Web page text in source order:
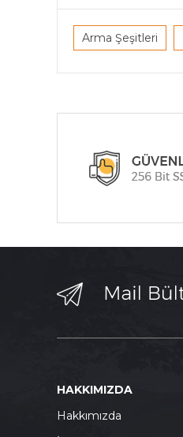
Arma Şeşitleri
HAKKIMIZDA
Hakkımızda